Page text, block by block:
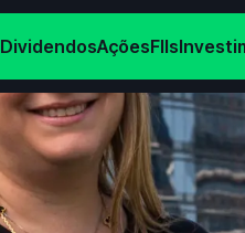
DividendosAçõesFIIs